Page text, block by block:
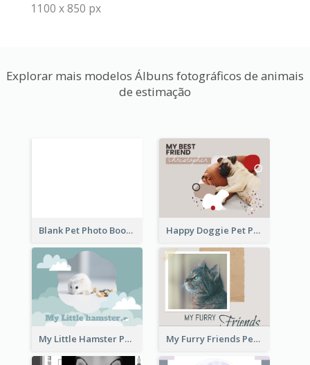
1100 x 850 px
Explorar mais modelos Álbuns fotográficos de animais
de estimação
Blank Pet Photo Book Happy Doggie Pet Photo Book
My Little Hamster Pet Photo Book My Furry Friends Pet Photo Book